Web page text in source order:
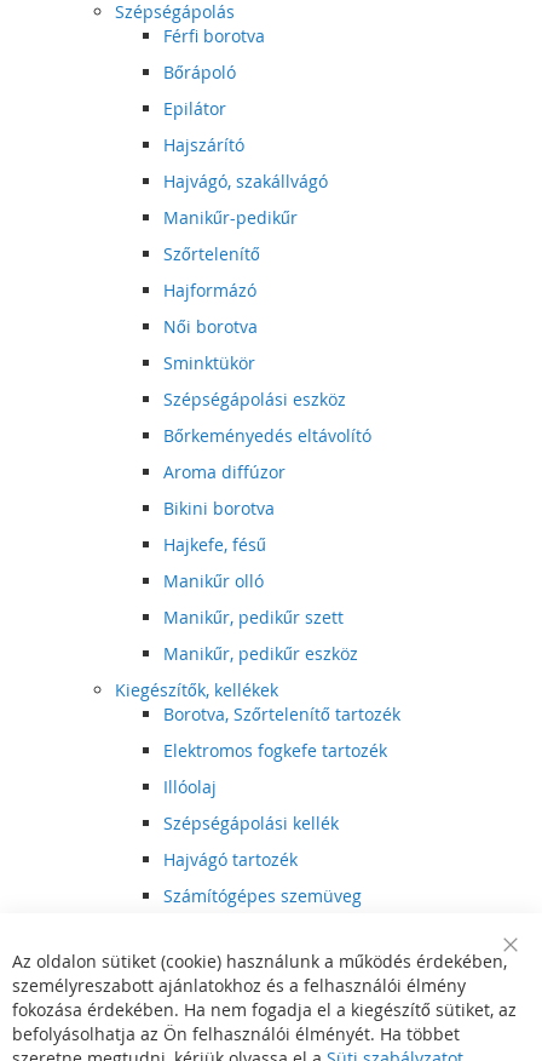
Szépségápolás
Férfi borotva
Bőrápoló
Epilátor
Hajszárító
Hajvágó, szakállvágó
Manikűr-pedikűr
Szőrtelenítő
Hajformázó
Női borotva
Sminktükör
Szépségápolási eszköz
Bőrkeményedés eltávolító
Aroma diffúzor
Bikini borotva
Hajkefe, fésű
Manikűr olló
Manikűr, pedikűr szett
Manikűr, pedikűr eszköz
Kiegészítők, kellékek
Borotva, Szőrtelenítő tartozék
Elektromos fogkefe tartozék
Illóolaj
Szépségápolási kellék
Hajvágó tartozék
Számítógépes szemüveg
Hajvágó kiegészítő
Szórakoztató elektronika
Multimédia
DVD, BluRay lejátszó
Bar
Az oldalon sütiket (cookie) használunk a működés érdekében,
személyreszabott ajánlatokhoz és a felhasználói élmény
fokozása érdekében. Ha nem fogadja el a kiegészítő sütiket, az
befolyásolhatja az Ön felhasználói élményét. Ha többet